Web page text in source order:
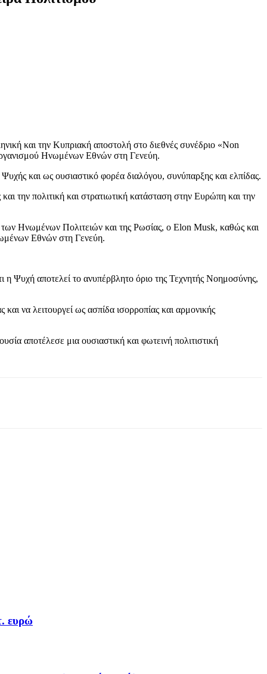
και την Κυπριακή αποστολή στο διεθνές συνέδριο «Non
Ηνωμένων Εθνών στη Γενεύη.
και ως ουσιαστικό φορέα διαλόγου, συνύπαρξης και ελπίδας.
την πολιτική και στρατιωτική κατάσταση στην Ευρώπη και την
των Ηνωμένων Πολιτειών και της Ρωσίας, ο Elon Musk, καθώς και
Εθνών στη Γενεύη.
Ψυχή αποτελεί το ανυπέρβλητο όριο της Τεχνητής Νοημοσύνης,
να λειτουργεί ως ασπίδα ισορροπίας και αρμονικής
αποτέλεσε μια ουσιαστική και φωτεινή πολιτιστική
ευρώ